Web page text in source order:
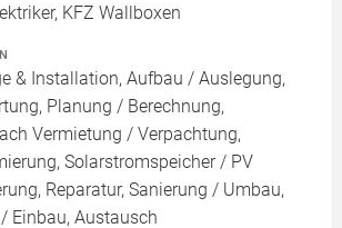
KFZ Wallboxen
& Installation, Aufbau / Auslegung,
Planung / Berechnung,
Vermietung / Verpachtung,
Solarstromspeicher / PV
Reparatur, Sanierung / Umbau,
Einbau, Austausch